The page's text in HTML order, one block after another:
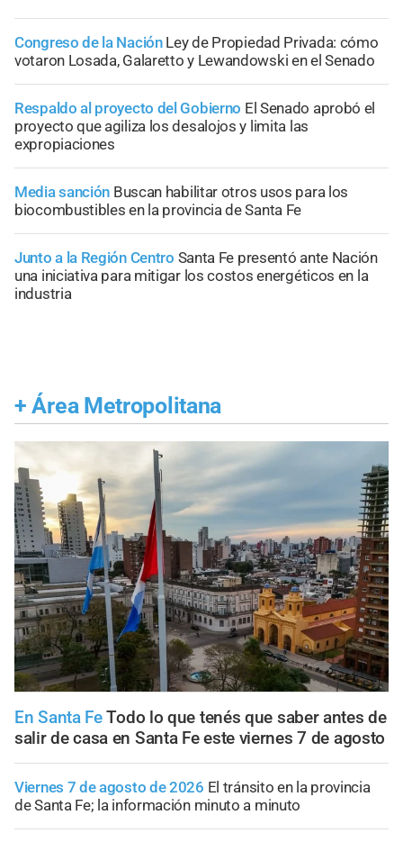
Congreso de la Nación Ley de Propiedad Privada: cómo
votaron Losada, Galaretto y Lewandowski en el Senado
Respaldo al proyecto del Gobierno El Senado aprobó el
proyecto que agiliza los desalojos y limita las
expropiaciones
Media sanción Buscan habilitar otros usos para los
biocombustibles en la provincia de Santa Fe
Junto a la Región Centro Santa Fe presentó ante Nación
una iniciativa para mitigar los costos energéticos en la
industria
+ Área Metropolitana
En Santa FeTodo lo que tenés que saber antes de
salir de casa en Santa Fe este viernes 7 de agosto
Viernes 7 de agosto de 2026 El tránsito en la provincia
de Santa Fe; la información minuto a minuto